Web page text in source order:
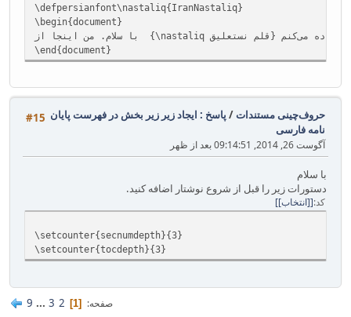
\defpersianfont\nastaliq{IranNastaliq}
\begin{document}
\end{document}
#15 حروف‌چینی مستندات/ پاسخ : ایجاد زیر زیر بخش در فهرست پایان
نامه فارسی
آگوست 26, 2014, 09:14:51 بعد از ظهر
با سلام
دستورات زیر را قبل از شروع نوشتار اضافه کنید.
کد [انتخاب]
\setcounter{secnumdepth}{3}
\setcounter{tocdepth}{3}
صفحه 1
2
3
...
9